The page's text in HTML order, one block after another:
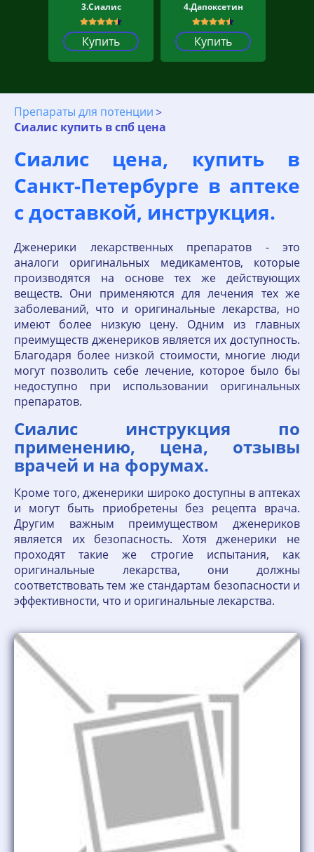
3.Сиалис
Купить
4.Дапоксетин
Купить
Препараты для потенции
Сиалис купить в спб цена
Сиалис цена, купить в
Санкт-Петербургe в аптеке
с доставкой, инструкция.
Дженерики лекарственных препаратов - это
аналоги оригинальных медикаментов, которые
производятся на основе тех же действующих
веществ. Они применяются для лечения тех же
заболеваний, что и оригинальные лекарства, но
имеют более низкую цену. Одним из главных
преимуществ дженериков является их доступность.
Благодаря более низкой стоимости, многие люди
могут позволить себе лечение, которое было бы
недоступно при использовании оригинальных
препаратов.
Сиалис инструкция по
применению, цена, отзывы
врачей и на форумах.
Кроме того, дженерики широко доступны в аптеках
и могут быть приобретены без рецепта врача.
Другим важным преимуществом дженериков
является их безопасность. Хотя дженерики не
проходят такие же строгие испытания, как
оригинальные лекарства, они должны
соответствовать тем же стандартам безопасности и
эффективности, что и оригинальные лекарства.